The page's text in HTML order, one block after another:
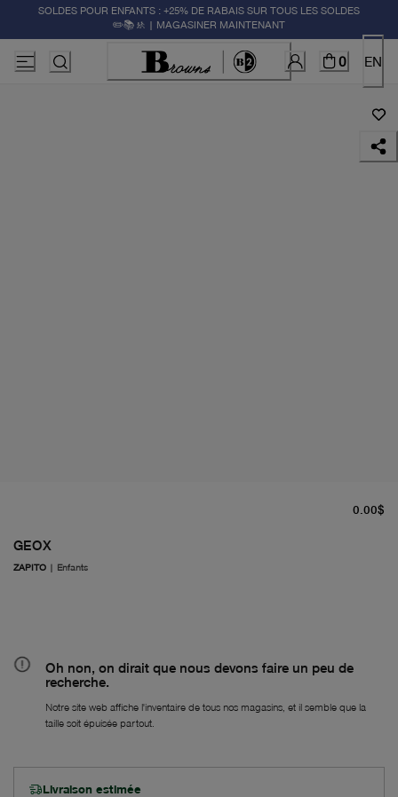
SOLDES POUR ENFANTS : +25% DE RABAIS SUR TOUS LES SOLDES
✏️📚🚸 | MAGASINER MAINTENANT
0 EN
GEOX
ZAPITO | Enfants
0.00$
Oh non, on dirait que nous devons faire un peu de
recherche.
Notre site web affiche l'inventaire de tous nos magasins, et il semble que la
taille soit épuisée partout.
Livraison estimée